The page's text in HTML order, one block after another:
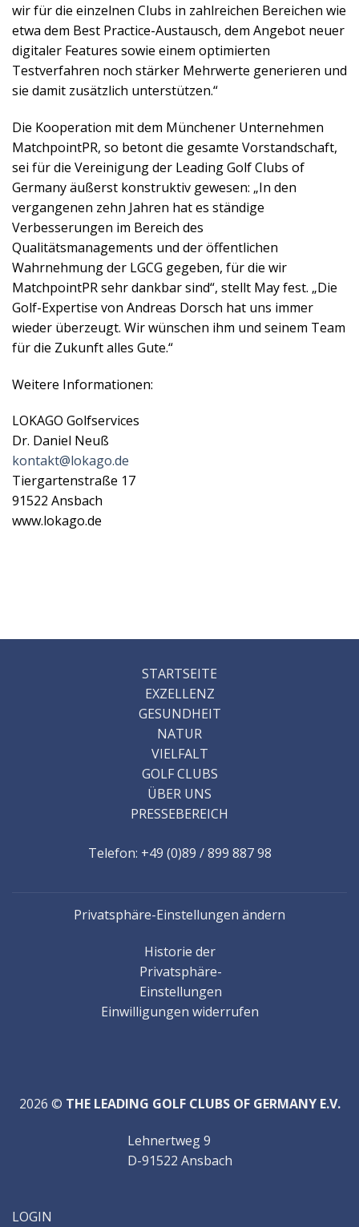
wir für die einzelnen Clubs in zahlreichen Bereichen wie
etwa dem Best Practice-Austausch, dem Angebot neuer
digitaler Features sowie einem optimierten
Testverfahren noch stärker Mehrwerte generieren und
sie damit zusätzlich unterstützen.“
Die Kooperation mit dem Münchener Unternehmen
MatchpointPR, so betont die gesamte Vorstandschaft,
sei für die Vereinigung der Leading Golf Clubs of
Germany äußerst konstruktiv gewesen: „In den
vergangenen zehn Jahren hat es ständige
Verbesserungen im Bereich des
Qualitätsmanagements und der öffentlichen
Wahrnehmung der LGCG gegeben, für die wir
MatchpointPR sehr dankbar sind“, stellt May fest. „Die
Golf-Expertise von Andreas Dorsch hat uns immer
wieder überzeugt. Wir wünschen ihm und seinem Team
für die Zukunft alles Gute.“
Weitere Informationen:
LOKAGO Golfservices
Dr. Daniel Neuß
kontakt@lokago.de
Tiergartenstraße 17
91522 Ansbach
www.lokago.de
STARTSEITE
EXZELLENZ
GESUNDHEIT
NATUR
VIELFALT
GOLF CLUBS
ÜBER UNS
PRESSEBEREICH
Telefon: +49 (0)89 / 899 887 98
Privatsphäre-Einstellungen ändern
Historie der
Privatsphäre-
Einstellungen
Einwilligungen widerrufen
2026 © THE LEADING GOLF CLUBS OF GERMANY E.V.
Lehnertweg 9
D-91522 Ansbach
LOGIN